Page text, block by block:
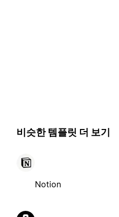
비슷한 템플릿 더 보기
Notion